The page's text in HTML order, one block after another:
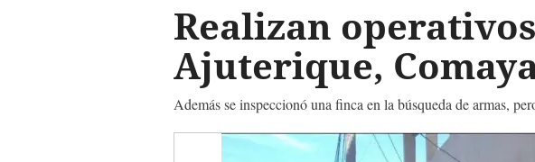
Realizan
Ajuterique,
Además se inspeccionó una finca en la búsqueda de armas,